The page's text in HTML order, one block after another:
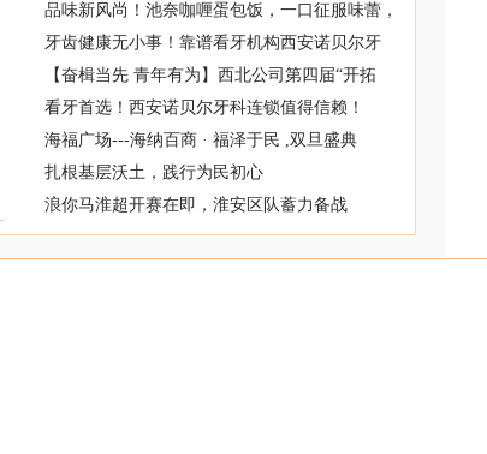
品味新风尚！池奈咖喱蛋包饭，一口征服味蕾，
牙齿健康无小事！靠谱看牙机构西安诺贝尔牙
【奋楫当先 青年有为】西北公司第四届“开拓
看牙首选！西安诺贝尔牙科连锁值得信赖！
海福广场---海纳百商 · 福泽于民 ,双旦盛典
扎根基层沃土，践行为民初心
浪你马淮超开赛在即，淮安区队蓄力备战